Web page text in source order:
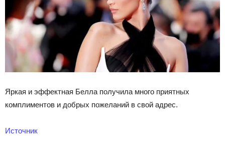
Яркая и эффектная Белла получила много приятных
комплиментов и добрых пожеланий в свой адрес.
Источник